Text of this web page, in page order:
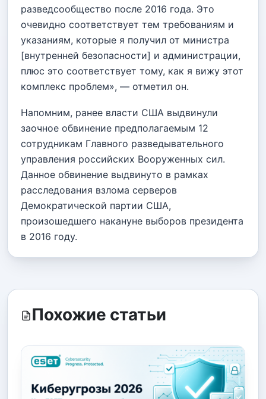
разведсообщество после 2016 года. Это
очевидно соответствует тем требованиям и
указаниям, которые я получил от министра
[внутренней безопасности] и администрации,
плюс это соответствует тому, как я вижу этот
комплекс проблем», — отметил он.
Напомним, ранее власти США выдвинули
заочное обвинение предполагаемым 12
сотрудникам Главного разведывательного
управления российских Вооруженных сил.
Данное обвинение выдвинуто в рамках
расследования взлома серверов
Демократической партии США,
произошедшего накануне выборов президента
в 2016 году.
Похожие статьи